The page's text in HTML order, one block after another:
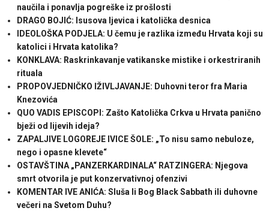
naučila i ponavlja pogreške iz prošlosti
DRAGO BOJIĆ: ​Isusova ljevica i katolička desnica
IDEOLOŠKA PODJELA: U čemu je razlika između Hrvata koji su
katolici i Hrvata katolika?
KONKLAVA: Raskrinkavanje vatikanske mistike i orkestriranih
rituala
PROPOVJEDNIČKO IŽIVLJAVANJE: Duhovni teror fra Maria
Knezovića
QUO VADIS EPISCOPI: Zašto Katolička Crkva u Hrvata panično
bježi od lijevih ideja?
ZAPALJIVE LOGOREJE IVICE ŠOLE: „To nisu samo nebuloze,
nego i opasne klevete“
OSTAVŠTINA „PANZERKARDINALA“ RATZINGERA: Njegova
smrt otvorila je put konzervativnoj ofenzivi
KOMENTAR IVE ANIĆA: Sluša li Bog Black Sabbath ili duhovne
večeri na Svetom Duhu?